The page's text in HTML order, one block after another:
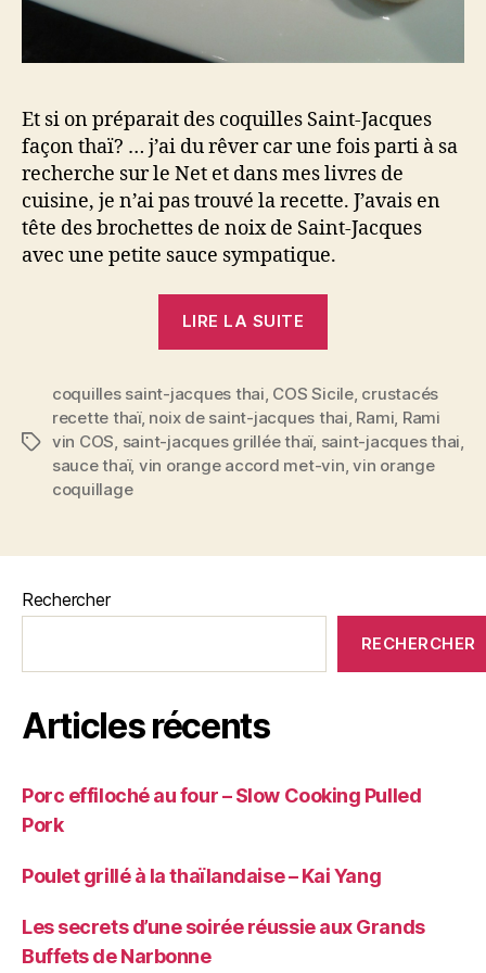
Et si on préparait des coquilles Saint-Jacques
façon thaï? … j’ai du rêver car une fois parti à sa
recherche sur le Net et dans mes livres de
cuisine, je n’ai pas trouvé la recette. J’avais en
tête des brochettes de noix de Saint-Jacques
avec une petite sauce sympatique.
LIRE LA SUITE
Jacques
grillées
à
Étiquettes
coquilles saint-jacques thai COS Sicile, crustacés
recette thaï, noix de saint-jacques thai Rami Rami
vin COS saint-jacques grillée thaï, saint-jacques thai
sauce thaï, vin orange accord met-vin ,vin orange
coquillage
Rechercher
RECHERCHER
Articles récents
Porc effiloché au four – Slow Cooking Pulled
Pork
Poulet grillé à la thaïlandaise – Kai Yang
Les secrets d’une soirée réussie aux Grands
Buffets de Narbonne